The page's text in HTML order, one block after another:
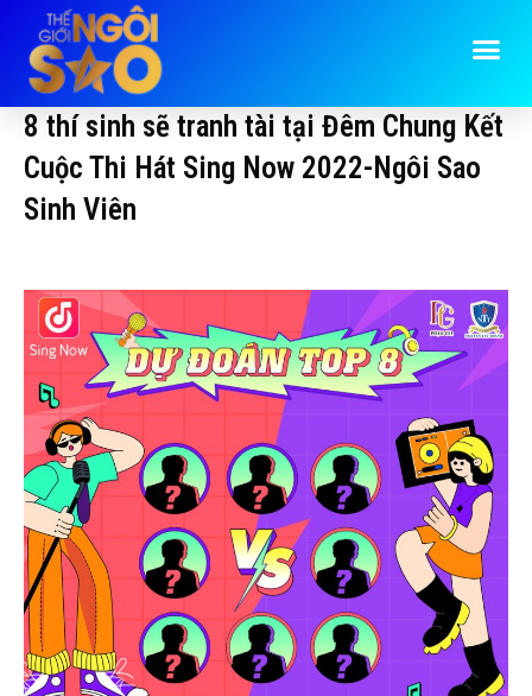
8 thí sinh sẽ tranh tài tại Đêm Chung Kết
Cuộc Thi Hát Sing Now 2022-Ngôi Sao
Sinh Viên